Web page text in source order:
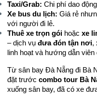
Taxi/Grab: Chi phí dao
Xe bus du lịch: Giá rẻ
với người đi lẻ.
Thuê xe trọn gói hoặc xe
– dịch vụ đưa đón tận nơi,
linh hoạt và hướng dẫn viên
Từ sân bay Đà Nẵng đi Bà
đặt trước combo tour Bà
xuống sân bay, đã có xe